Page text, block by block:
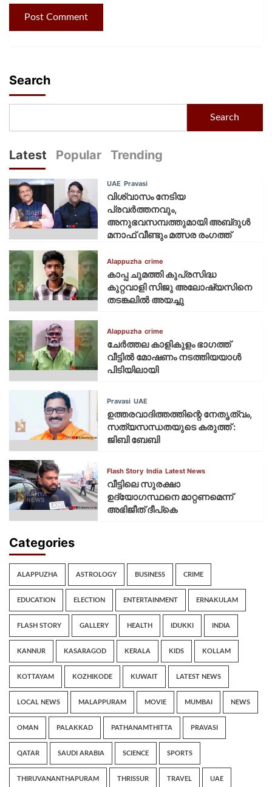
Search
Search
Latest Popular Trending
UAE Pravasi
വിശ്വാസം നേടിയ
പ്രവർത്തനവും,
അനുഭവസമ്പത്തുമായി അബ്‌ദുൾ
മനാഫ് വീണ്ടും മത്സര രംഗത്ത്
Alappuzha crime
കാപ്പ ചുമത്തി കുപ്രസിദ്ധ
കുറ്റവാളി സിജു അലോഷ്യസിനെ
തടങ്കലിൽ അയച്ചു
Alappuzha crime
ചേർത്തല കാളികുളം ഭാഗത്ത്
വീട്ടിൽ മോഷണം നടത്തിയയാൾ
പിടിയിലായി
Pravasi UAE
ഉത്തരവാദിത്തത്തിന്റെ നേതൃത്വം,
സത്യസന്ധതയുടെ കരുത്ത് :
ജിബി ബേബി
Flash Story India Latest News
വീട്ടിലെ സുരക്ഷാ
ഉദ്യോഗസ്ഥനെ മാറ്റണമെന്ന്
അഭിജീത് ദീപ്‌കെ
Categories
ALAPPUZHA ASTROLOGY BUSINESS CRIME
EDUCATION ELECTION ENTERTAINMENT ERNAKULAM
FLASH STORY GALLERY HEALTH IDUKKI INDIA
KANNUR KASARAGOD KERALA KIDS KOLLAM
KOTTAYAM KOZHIKODE KUWAIT LATEST NEWS
LOCAL NEWS MALAPPURAM MOVIE MUMBAI NEWS
OMAN PALAKKAD PATHANAMTHITTA PRAVASI
QATAR SAUDI ARABIA SCIENCE SPORTS
THIRUVANANTHAPURAM THRISSUR TRAVEL UAE